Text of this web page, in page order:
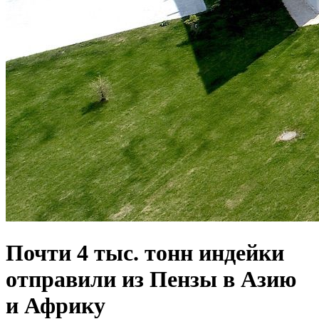
Почти 4 тыс. тонн индейки
отправили из Пензы в Азию
и Африку